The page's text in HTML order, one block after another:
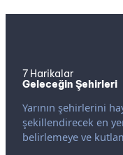
7 Harikalar
Geleceğin Şehirleri
Yarının şehirlerini
şekillendirecek en
belirlemeye ve